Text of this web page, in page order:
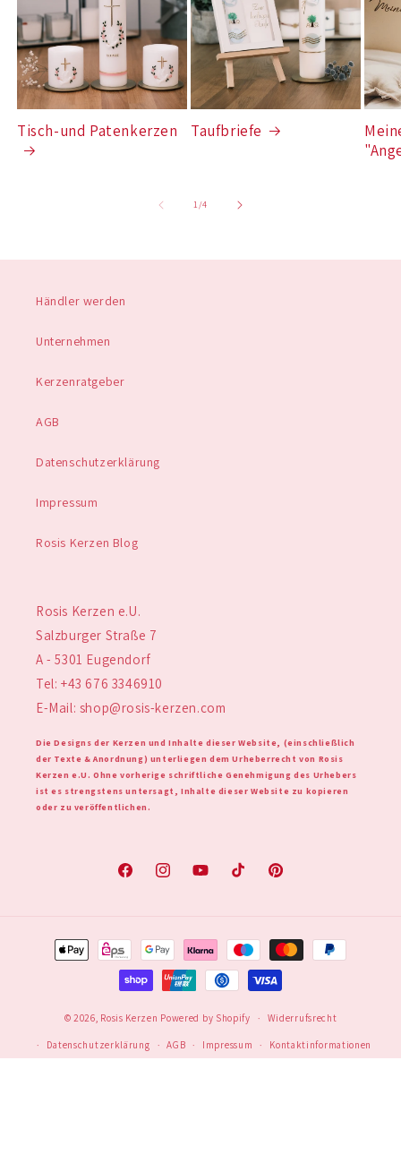
Tisch-und Patenkerzen Taufbriefe
1/von
4
Händler werden
Unternehmen
Kerzenratgeber
AGB
Datenschutzerklärung
Impressum
Rosis Kerzen Blog
Rosis Kerzen e.U.
Salzburger Straße 7
A - 5301 Eugendorf
Tel: +43 676 3346910
E-Mail: shop@rosis-kerzen.com
Die Designs der Kerzen und Inhalte dieser Website, (einschließlich
der Texte & Anordnung) unterliegen dem Urheberrecht von Rosis
Kerzen e.U. Ohne vorherige schriftliche Genehmigung des Urhebers
ist es strengstens untersagt, Inhalte dieser Website zu kopieren
oder zu veröffentlichen.
FacebookInstagramYouTubeTikTok Pinterest
Zahlungsmethoden
© 2026, Rosis Kerzen Powered by Shopify Widerrufsrecht
Datenschutzerklärung AGB Impressum Kontaktinformationen